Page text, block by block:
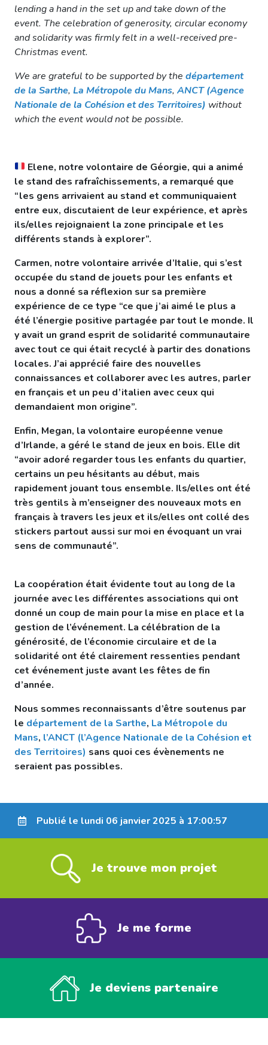
lending a hand in the set up and take down of the
event. The celebration of generosity, circular economy
and solidarity was firmly felt in a well-received pre-
Christmas event.
We are grateful to be supported bythe département
de la Sarthe, La Métropole du Mans, ANCT (Agence
Nationale de la Cohésion et des Territoires) without
which the event would not be possible.
Elene, notre volontaire de Géorgie, qui a animé
le stand des rafraîchissements, a remarqué que
“les gens arrivaient au stand et communiquaient
entre eux, discutaient de leur expérience, et après
ils/elles rejoignaient la zone principale et les
différents stands à explorer”.
Carmen, notre volontaire arrivée d’Italie, qui s’est
occupée du stand de jouets pour les enfants et
nous a donné sa réflexion sur sa première
expérience de ce type “ce que j’ai aimé le plus a
été l’énergie positive partagée par tout le monde. Il
y avait un grand esprit de solidarité communautaire
avec tout ce qui était recyclé à partir des donations
locales. J’ai apprécié faire des nouvelles
connaissances et collaborer avec les autres, parler
en français et un peu d’italien avec ceux qui
demandaient mon origine”.
Enfin, Megan, la volontaire européenne venue
d’Irlande, a géré le stand de jeux en bois. Elle dit
“avoir adoré regarder tous les enfants du quartier,
certains un peu hésitants au début, mais
rapidement jouant tous ensemble. Ils/elles ont été
très gentils à m’enseigner des nouveaux mots en
français à travers les jeux et ils/elles ont collé des
stickers partout aussi sur moi en évoquant un vrai
sens de communauté”.
La coopération était évidente tout au long de la
journée avec les différentes associations qui ont
donné un coup de main pour la mise en place et la
gestion de l’événement. La célébration de la
générosité, de l’économie circulaire et de la
solidarité ont été clairement ressenties pendant
cet événement juste avant les fêtes de fin
d’année.
Nous sommes reconnaissants d’être soutenus par
le département de la Sarthe, La Métropole du
Mans, l’ANCT (l’Agence Nationale de la Cohésion et
des Territoires) sans quoi ces évènements ne
seraient pas possibles.
Publié le lundi 06 janvier 2025 à 17:00:57
Je trouve mon projet
Je me forme
Je deviens partenaire